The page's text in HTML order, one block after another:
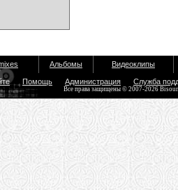
Альбомы Видеоклипы
Помощь Администрация Служба
Все права защищены © 2007-2026